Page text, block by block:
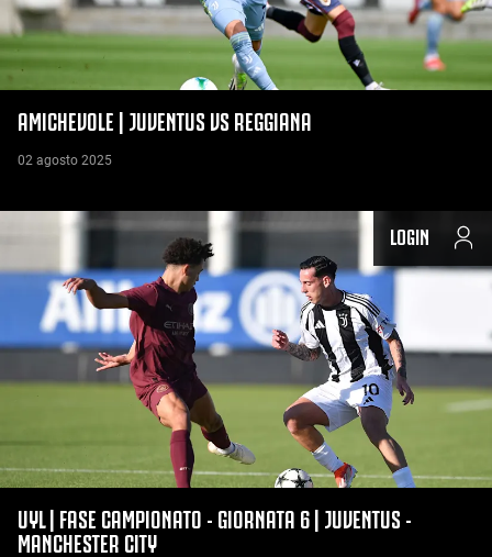
AMICHEVOLE | JUVENTUS VS REGGIANA
02 agosto 2025
LOGIN
UYL | FASE CAMPIONATO - GIORNATA 6 | JUVENTUS -
MANCHESTER CITY